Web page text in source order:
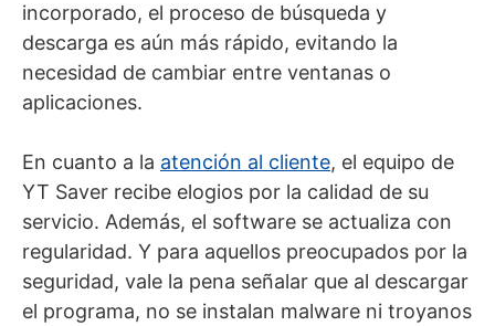
incorporado, el proceso de búsqueda y
descarga es aún más rápido, evitando la
necesidad de cambiar entre ventanas o
aplicaciones.
En cuanto a la atención al cliente, el equipo de
YT Saver recibe elogios por la calidad de su
servicio. Además, el software se actualiza con
regularidad. Y para aquellos preocupados por la
seguridad, vale la pena señalar que al descargar
el programa, no se instalan malware ni troyanos